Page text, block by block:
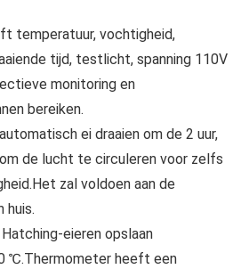
temperatuur, vochtigheid,
tijd, testlicht, spanning 110V
monitoring en
bereiken.
ei draaien om de 2 uur,
de lucht te circuleren voor zelfs
zal voldoen aan de
huis.
eieren opslaan
℃.Thermometer heeft een